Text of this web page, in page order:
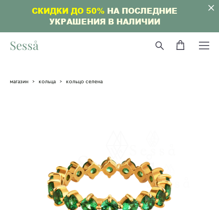
СКИДКИ ДО 50% НА ПОСЛЕДНИЕ
УКРАШЕНИЯ В НАЛИЧИИ
Sesså
магазин > кольца > кольцо селена